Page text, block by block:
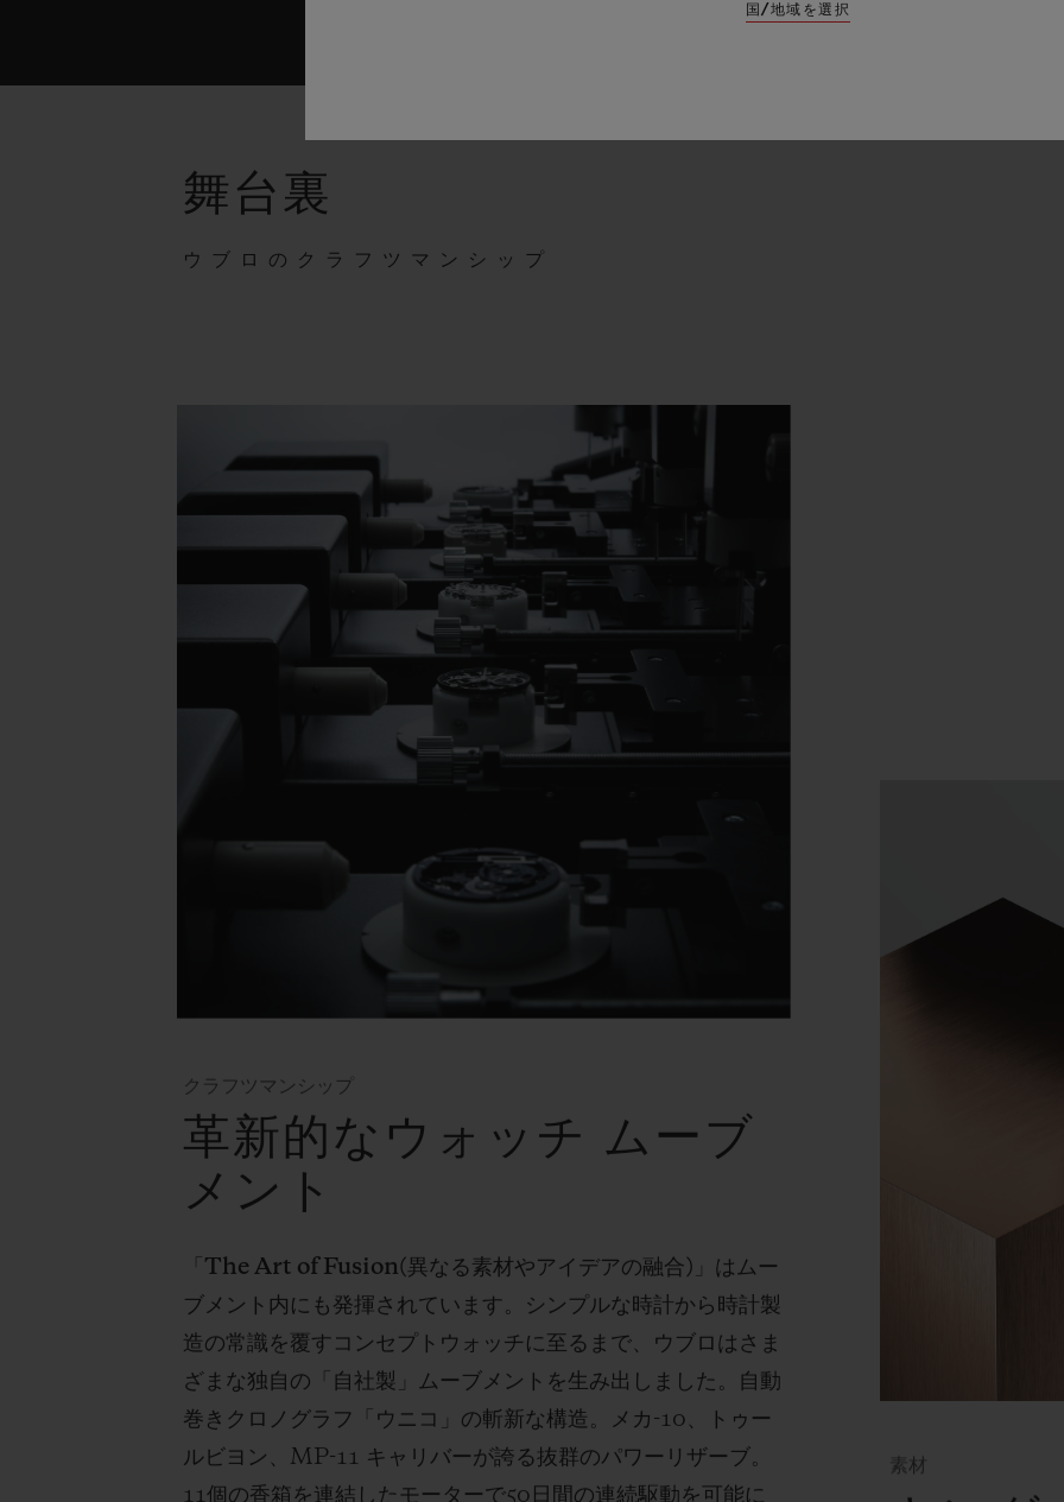
舞台裏
ウブロのクラフツマンシップ
クラフツマンシップ
革新的なウォッチ ムーブ
メント
The Art of Fusion(異なる素材やアイデアの融合) 」はムー
ブメント内にも発揮されています。シンプルな時計から時計製
造の常識を覆すコンセプトウォッチに至るまで、ウブロはさま
ざまな独自の「自社製」ムーブメントを生み出しました。自動
巻きクロノグラフ「ウニコ」の斬新な構造。メカ -10 、トゥー
ルビヨン、 MP-11 キャリバーが誇る抜群のパワーリザーブ。
11個の香箱を連結したモーターで50 日間の連続駆動を可能に
素材
国/地域を選択